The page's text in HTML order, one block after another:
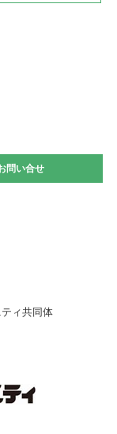
催されました
問い合せ
問い合せ
ィ共同体